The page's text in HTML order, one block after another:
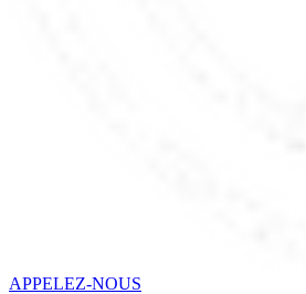
APPELEZ-NOUS